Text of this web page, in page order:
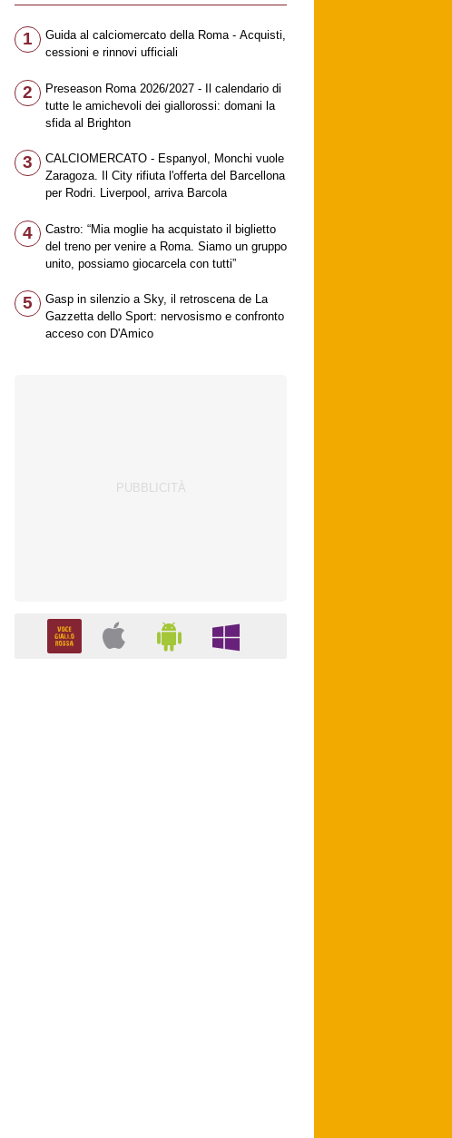
1
Guida al calciomercato della Roma - Acquisti,
cessioni e rinnovi ufficiali
2
Preseason Roma 2026/2027 - Il calendario di
tutte le amichevoli dei giallorossi: domani la
sfida al Brighton
3
CALCIOMERCATO - Espanyol, Monchi vuole
Zaragoza. Il City rifiuta l'offerta del Barcellona
per Rodri. Liverpool, arriva Barcola
4
Castro: “Mia moglie ha acquistato il biglietto
del treno per venire a Roma. Siamo un gruppo
unito, possiamo giocarcela con tutti”
5
Gasp in silenzio a Sky, il retroscena de La
Gazzetta dello Sport: nervosismo e confronto
acceso con D'Amico